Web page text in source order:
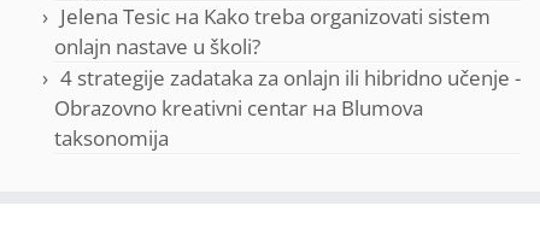
Jelena Tesic на Kako treba organizovati sistem
onlajn nastave u školi?
4 strategije zadataka za onlajn ili hibridno učenje -
Obrazovno kreativni centar на Blumova
taksonomija